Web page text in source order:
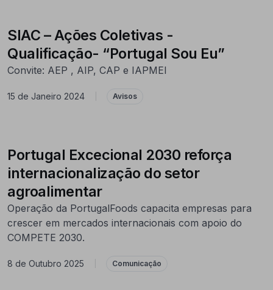
SIAC – Ações Coletivas -
Qualificação- “Portugal Sou Eu”
Convite: AEP , AIP, CAP e IAPMEI
15 de Janeiro 2024 Avisos
Portugal Excecional 2030 reforça
internacionalização do setor
agroalimentar
Operação da PortugalFoods capacita empresas para
crescer em mercados internacionais com apoio do
COMPETE 2030.
8 de Outubro 2025 Comunicação